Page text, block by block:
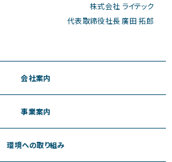
株式会社 ライテック
代表取締役社⻑ 廣⽥ 拓郎
会社案内
事業案内
環境への取り組み